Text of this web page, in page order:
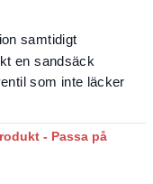
samtidigt
en sandsäck
som inte läcker
- Passa på